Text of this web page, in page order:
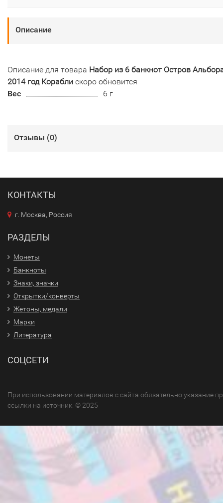
Описание
Описание для товара Набор из 6 банкнот Остров
2014 год Корабли скоро обновится
Вес
6 г
Отзывы (0)
КОНТАКТЫ
г. Москва, Россия
РАЗДЕЛЫ
Монеты
Банкноты
Знаки, значки
Открытки/конверты
Жетоны, медали
Марки
Литература
СОЦСЕТИ
При использовании материалов с сайта обязательно указание
ссылки на источник. © 2025